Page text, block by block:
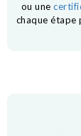
ou une
chaque étape